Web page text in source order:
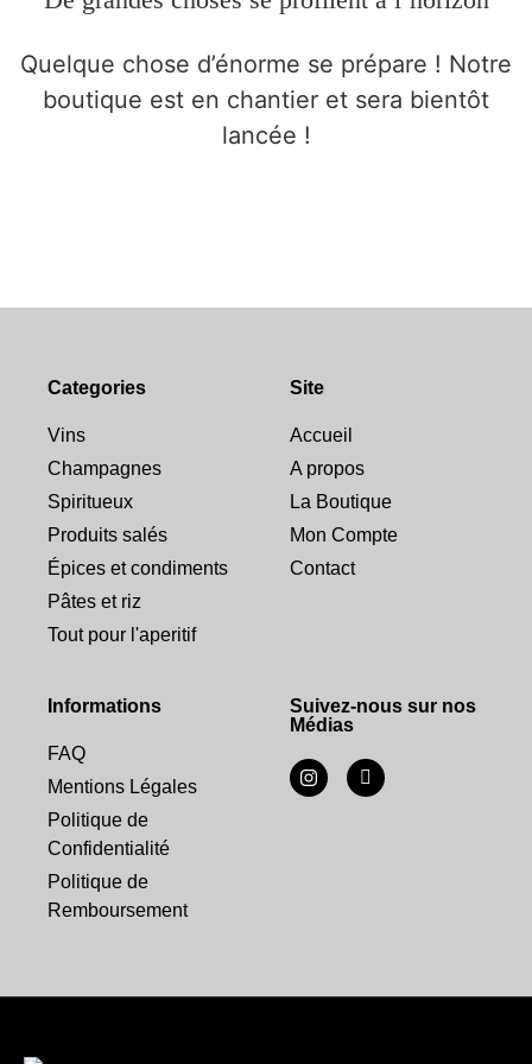
Quelque chose d’énorme se prépare ! Notre
boutique est en chantier et sera bientôt
lancée !
Categories
Vins
Champagnes
Spiritueux
Produits salés
Épices et condiments
Pâtes et riz
Tout pour l'aperitif
Site
Accueil
A propos
La Boutique
Mon Compte
Contact
Informations
FAQ
Mentions Légales
Politique de
Confidentialité
Politique de
Remboursement
Suivez-nous sur nos
Médias